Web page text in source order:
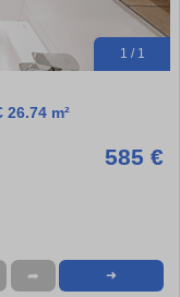
1 / 1
m²
585 €
➦ ➜